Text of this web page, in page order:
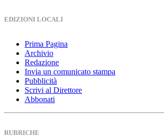
EDIZIONI LOCALI
Prima Pagina
Archivio
Redazione
Invia un comunicato stampa
Pubblicità
Scrivi al Direttore
Abbonati
RUBRICHE